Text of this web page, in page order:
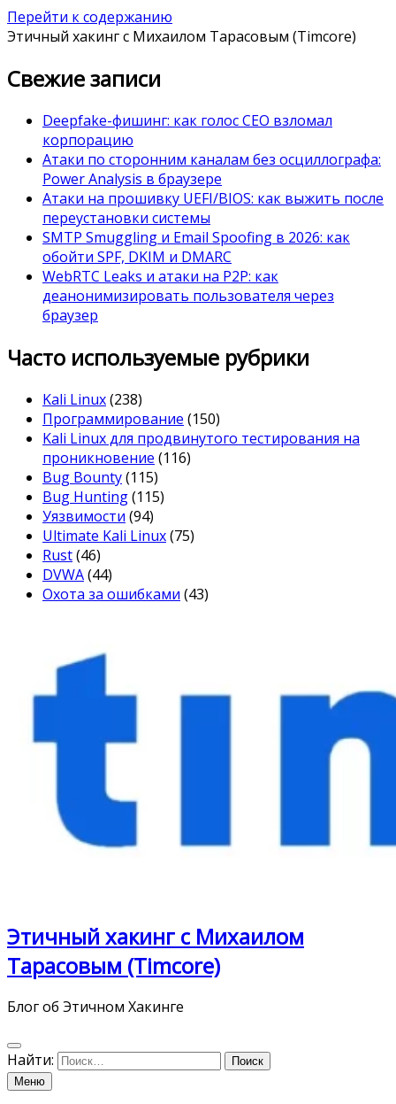
Перейти к содержанию
Этичный хакинг с Михаилом Тарасовым (Timcore)
Свежие записи
Deepfake-фишинг: как голос CEO взломал
корпорацию
Атаки по сторонним каналам без осциллографа:
Power Analysis в браузере
Атаки на прошивку UEFI/BIOS: как выжить после
переустановки системы
SMTP Smuggling и Email Spoofing в 2026: как
обойти SPF, DKIM и DMARC
WebRTC Leaks и атаки на P2P: как
деанонимизировать пользователя через
браузер
Часто используемые рубрики
Kali Linux(238)
Программирование (150)
Kali Linux для продвинутого тестирования на
проникновение (116)
Bug Bounty(115)
Bug Hunting(115)
Уязвимости (94)
Ultimate Kali Linux(75)
Rust(46)
DVWA(44)
Охота за ошибками (43)
Этичный хакинг с Михаилом
Тарасовым (Timcore)
Блог об Этичном Хакинге
Найти:
Меню